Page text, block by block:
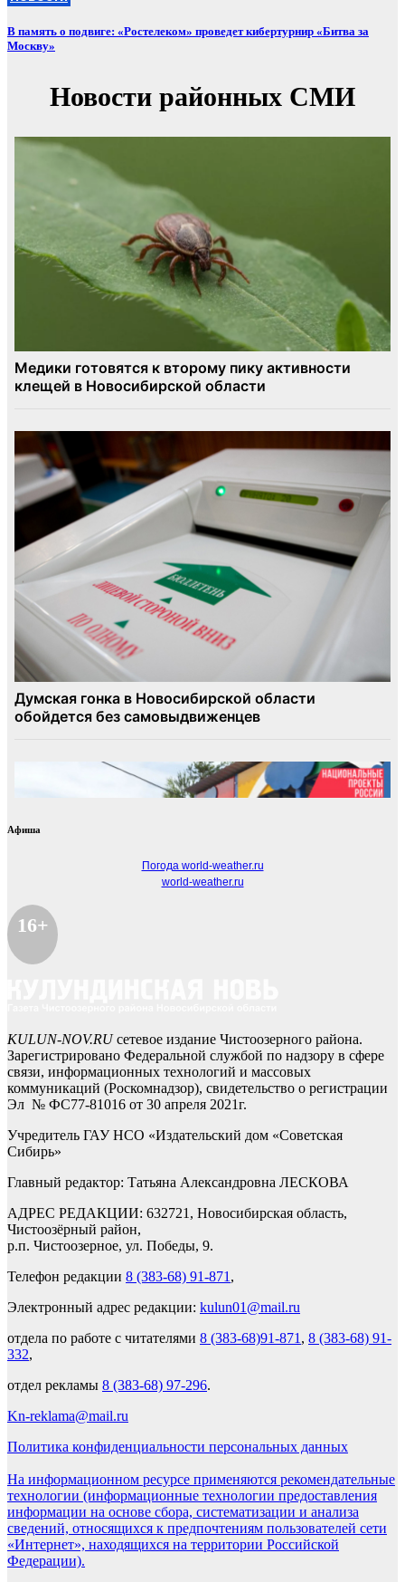
В память о подвиге: «Ростелеком» проведет кибертурнир «Битва за
Москву»
Афиша
Погода world-weather.ru
world-weather.ru
16+
KULUN-NOV.RUсетевое издание Чистоозерного района.
Зарегистрировано Федеральной службой по надзору в сфере
связи, информационных технологий и массовых
коммуникаций (Роскомнадзор), свидетельство о регистрации
Эл № ФС77-81016 от 30 апреля 2021г.
Учредитель ГАУ НСО «Издательский дом «Советская
Сибирь»
Главный редактор: Татьяна Александровна ЛЕСКОВА
АДРЕС РЕДАКЦИИ: 632721, Новосибирская область,
Чистоозёрный район,
р.п. Чистоозерное, ул. Победы, 9.
Телефон редакции 8 (383-68) 91-871 ,
Электронный адрес редакции: kulun01@mail.ru
отдела по работе с читателями 8 (383-68)91-871 , 8 (383-68) 91-
332,
отдел рекламы 8 (383-68) 97-296.
Kn-reklama@mail.ru
Политика конфиденциальности персональных данных
На информационном ресурсе применяются рекомендательные
технологии (информационные технологии предоставления
информации на основе сбора, систематизации и анализа
сведений, относящихся к предпочтениям пользователей сети
«Интернет», находящихся на территории Российской
Федерации).